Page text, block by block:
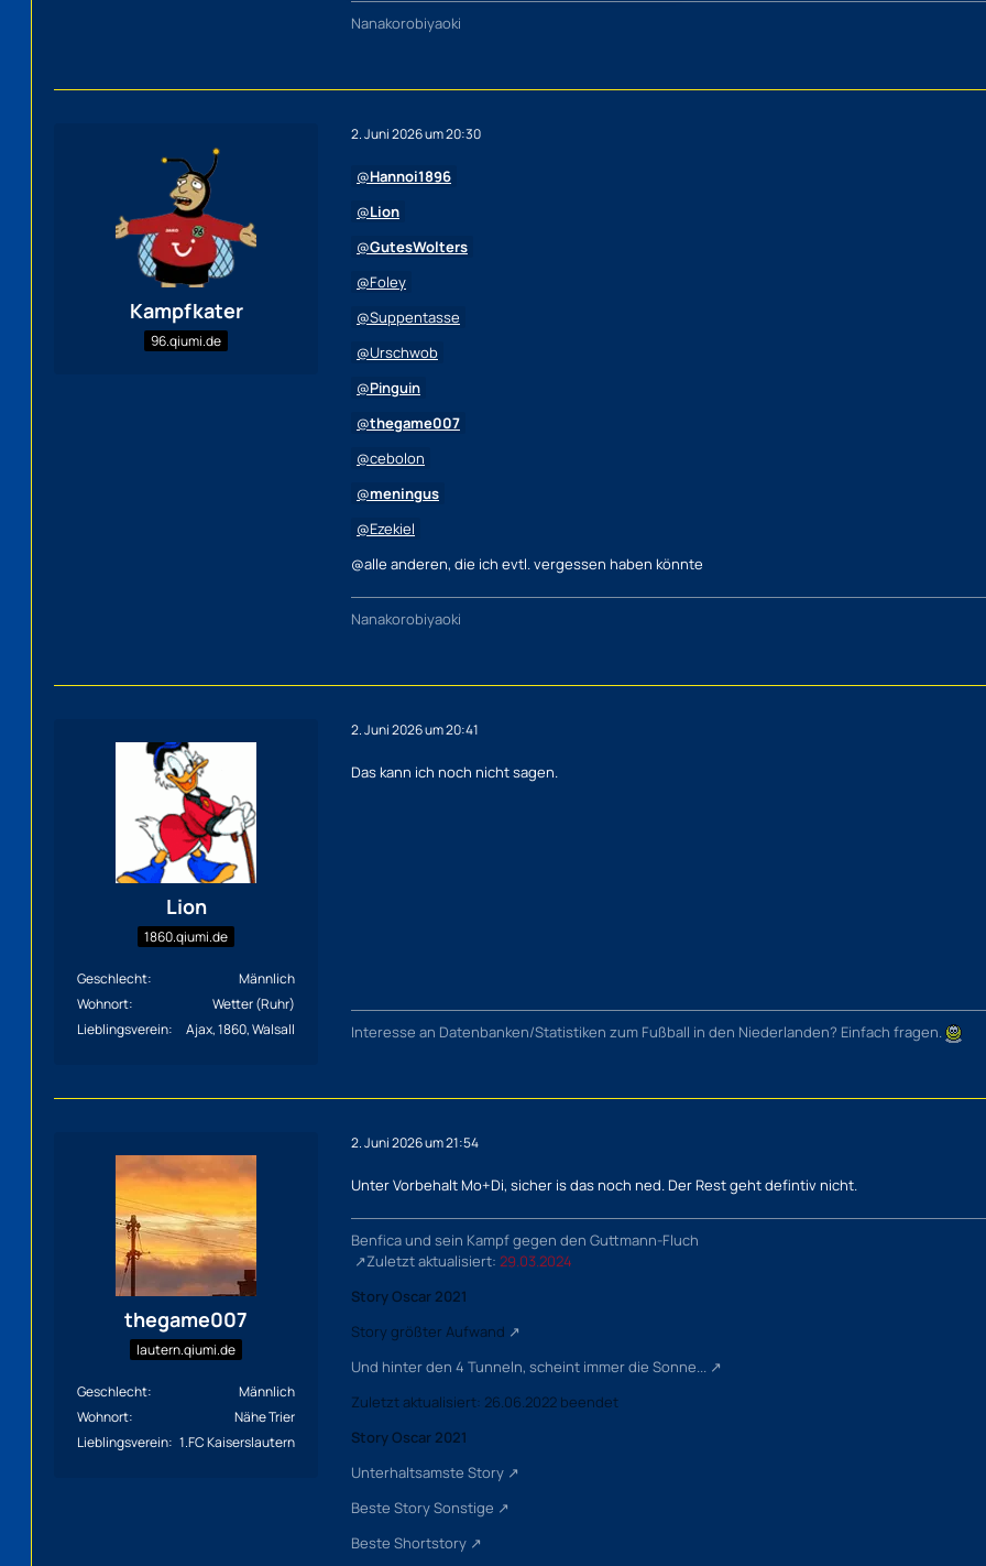
Nanakorobiyaoki
Kampfkater
96.qiumi.de
2. Juni 2026 um 20:30
Hannoi1896
Lion
GutesWolters
Foley
Suppentasse
Urschwob
Pinguin
thegame007
cebolon
meningus
Ezekiel
@alle anderen, die ich evtl. vergessen haben könnte
Nanakorobiyaoki
Lion
1860.qiumi.de
Geschlecht
Männlich
Wohnort
Wetter (Ruhr)
Lieblingsverein
Ajax, 1860, Walsall
2. Juni 2026 um 20:41
Das kann ich noch nicht sagen.
Interesse an Datenbanken/Statistiken zum Fußball in den Niederlanden? Einfach fragen.
thegame007
lautern.qiumi.de
Geschlecht
Männlich
Wohnort
Nähe Trier
Lieblingsverein 1.FC Kaiserslautern
2. Juni 2026 um 21:54
Unter Vorbehalt Mo+Di, sicher is das noch ned. Der Rest geht defintiv nicht.
Benfica und sein Kampf gegen den Guttmann-Fluch
Zuletzt aktualisiert: 29.03.2024
Story Oscar 2021
Story größter Aufwand
Und hinter den 4 Tunneln, scheint immer die Sonne...
Zuletzt aktualisiert: 26.06.2022 beendet
Story Oscar 2021
Unterhaltsamste Story
Beste Story Sonstige
Beste Shortstory